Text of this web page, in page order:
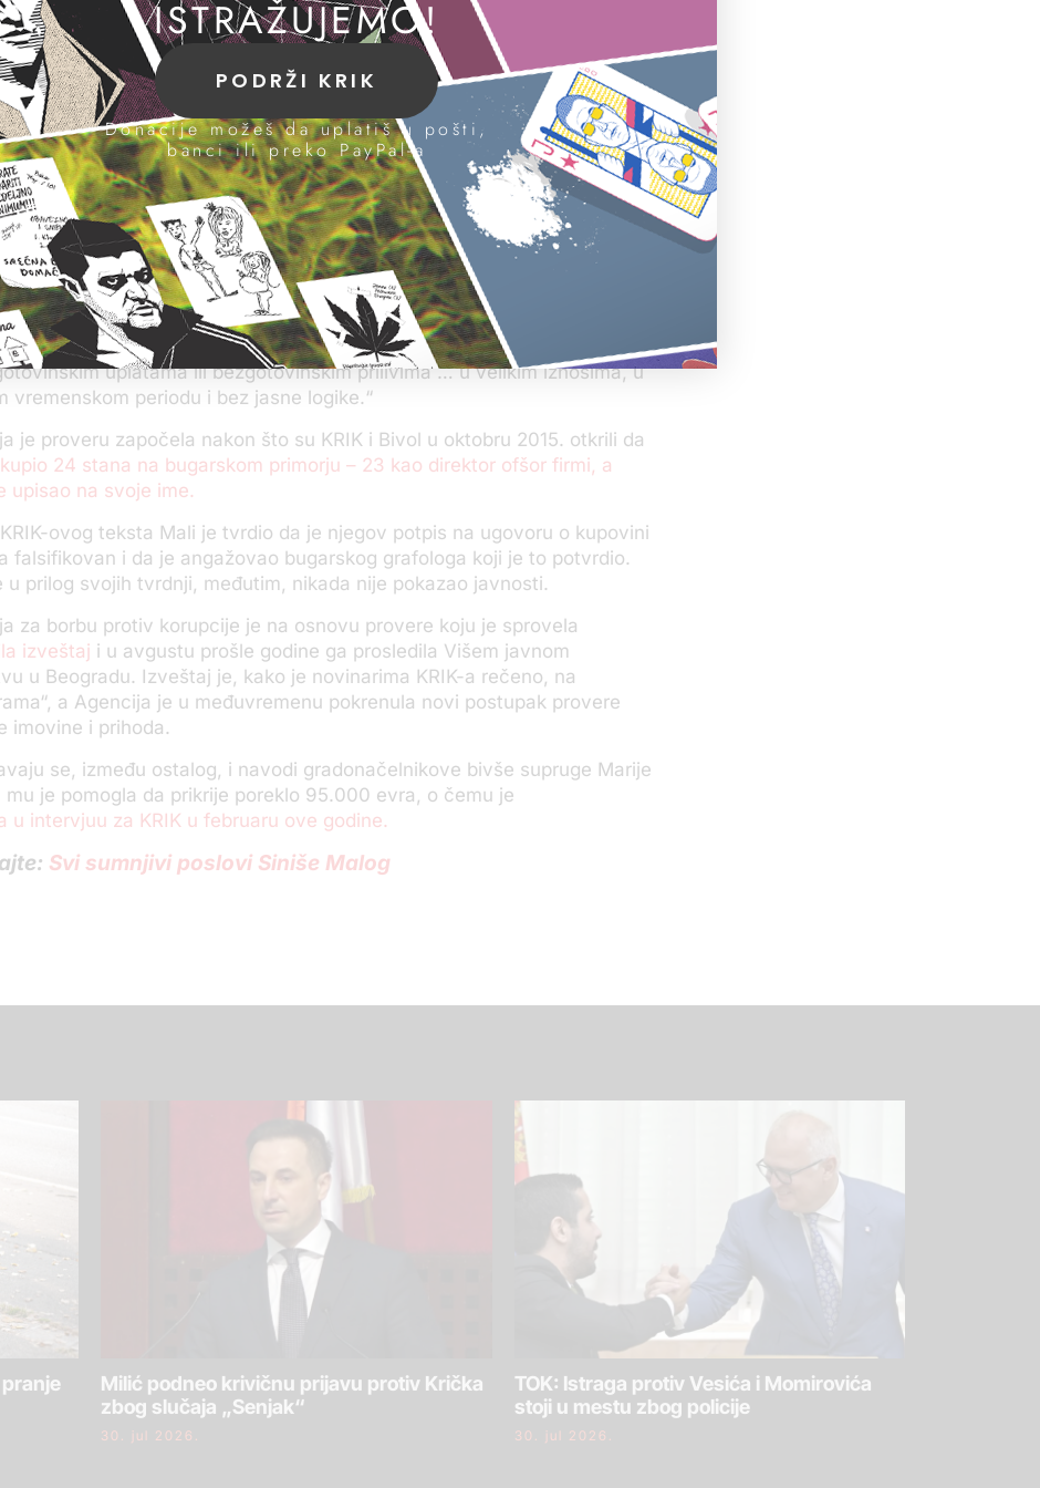
Tako je Mali i dalje zaveden
ofšor firmi koje kontrolišu
kompanije i nekretnine na
retroaktivni upis promene u
registru oslobodio bi Sinišu
sumnji budući da je
za borbu protiv korupcije
da je on bio direktor ovih ofšor
i da je to izbegao da joj prijavi.
njegove imovine i poslova,
je posumnjala da određene
transakcije tokom kupoprodaje stanova mogu biti pranje novca „jer se
uplatama ili bezgotovinskim prilivima … u velikim iznosima, u
vremenskom periodu i bez jasne logike.“
je proveru započela nakon što su KRIK i Bivol u oktobru 2015. otkrili da
24 stana na bugarskom primorju – 23 kao direktor ofšor firmi, a
upisao na svoje ime.
ovog teksta Mali je tvrdio da je njegov potpis na ugovoru o kupovini
falsifikovan i da je angažovao bugarskog grafologa koji je to potvrdio.
u prilog svojih tvrdnji, međutim, nikada nije pokazao javnosti.
za borbu protiv korupcije je na osnovu provere koju je sprovela
izveštaj i u avgustu prošle godine ga prosledila Višem javnom
u Beogradu. Izveštaj je, kako je novinarima KRIK-a rečeno, na
a Agencija je u međuvremenu pokrenula novi postupak provere
imovine i prihoda.
se, između ostalog, i navodi gradonačelnikove bivše supruge Marije
mu je pomogla da prikrije poreklo 95.000 evra, o čemu je
u intervjuu za KRIK u februaru ove godine.
Svi sumnjivi poslovi Siniše Malog
Milić podneo krivičnu prijavu protiv Krička
zbog slučaja „Senjak“
30. jul 2026.
TOK: Istraga protiv Vesića i Momirovića
stoji u mestu zbog policije
30. jul 2026.
ISTRAŽUJEMO!
PODRŽI KRIK
Donacije možeš da uplatiš u pošti,
banci ili preko PayPal-a